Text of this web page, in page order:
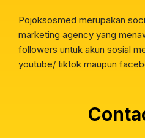
Pojoksosmed merupakan
marketing agency yang
followers untuk akun sosial
youtube/ tiktok maupun